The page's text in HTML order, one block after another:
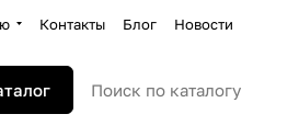
Контакты Блог Новости